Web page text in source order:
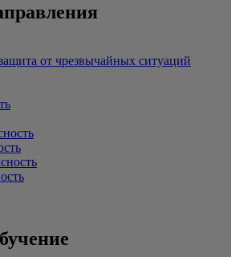
от чрезвычайных ситуаций